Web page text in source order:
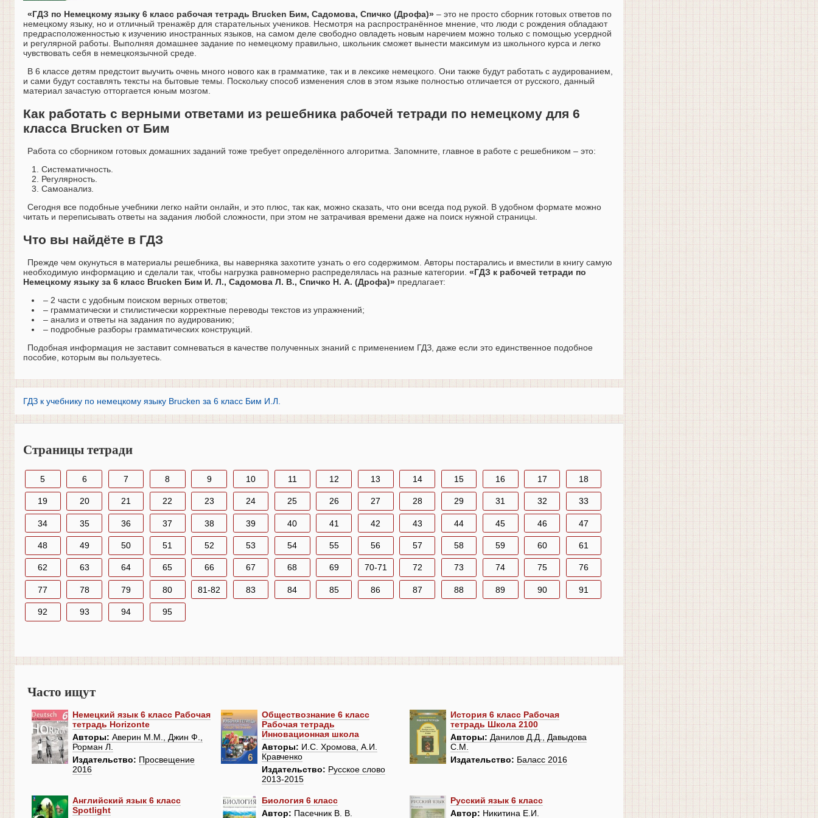
«ГДЗ по Немецкому языку 6 класс рабочая тетрадь Brucken Бим, Садомова, Спичко (Дрофа)» – это не просто сборник готовых ответов по
немецкому языку, но и отличный тренажёр для старательных учеников. Несмотря на распространённое мнение, что люди с рождения обладают
предрасположенностью к изучению иностранных языков, на самом деле свободно овладеть новым наречием можно только с помощью усердной
и регулярной работы. Выполняя домашнее задание по немецкому правильно, школьник сможет вынести максимум из школьного курса и легко
чувствовать себя в немецкоязычной среде.
В 6 классе детям предстоит выучить очень много нового как в грамматике, так и в лексике немецкого. Они также будут работать с аудированием,
и сами будут составлять тексты на бытовые темы. Поскольку способ изменения слов в этом языке полностью отличается от русского, данный
материал зачастую отторгается юным мозгом.
Как работать с верными ответами из решебника рабочей тетради по немецкому для 6
класса Brucken от Бим
Работа со сборником готовых домашних заданий тоже требует определённого алгоритма. Запомните, главное в работе с решебником – это:
Систематичность.
Регулярность.
Самоанализ.
Сегодня все подобные учебники легко найти онлайн, и это плюс, так как, можно сказать, что они всегда под рукой. В удобном формате можно
читать и переписывать ответы на задания любой сложности, при этом не затрачивая времени даже на поиск нужной страницы.
Что вы найдёте в ГДЗ
Прежде чем окунуться в материалы решебника, вы наверняка захотите узнать о его содержимом. Авторы постарались и вместили в книгу самую
необходимую информацию и сделали так, чтобы нагрузка равномерно распределялась на разные категории. «ГДЗ к рабочей тетради по
Немецкому языку за 6 класс Brucken Бим И. Л., Садомова Л. В., Спичко Н. А. (Дрофа)» предлагает:
– 2 части с удобным поиском верных ответов;
– грамматически и стилистически корректные переводы текстов из упражнений;
– анализ и ответы на задания по аудированию;
– подробные разборы грамматических конструкций.
Подобная информация не заставит сомневаться в качестве полученных знаний с применением ГДЗ, даже если это единственное подобное
пособие, которым вы пользуетесь.
ГДЗ к учебнику по немецкому языку Brucken за 6 класс Бим И.Л.
Страницы тетради
5 6 7 8 9 10 11 12 13 14 15 16 17 18
19 20 21 22 23 24 25 26 27 28 29 31 32 33
34 35 36 37 38 39 40 41 42 43 44 45 46 47
48 49 50 51 52 53 54 55 56 57 58 59 60 61
62 63 64 65 66 67 68 69 70-71 72 73 74 75 76
77 78 79 80 81-82 83 84 85 86 87 88 89 90 91
92 93 94 95
Часто ищут
Немецкий язык 6 класс Рабочая
тетрадь Horizonte
Авторы: Аверин М.М., Джин Ф.,
Рорман Л.
Издательство: Просвещение
2016
Обществознание 6 класс
Рабочая тетрадь
Инновационная школа
Авторы: И.С. Хромова, А.И.
Кравченко
Издательство: Русское слово
2013-2015
История 6 класс Рабочая
тетрадь Школа 2100
Авторы: Данилов Д.Д., Давыдова
С.М.
Издательство: Баласс 2016
Английский язык 6 класс
Spotlight
Биология 6 класс
Автор: Пасечник В. В.
Русский язык 6 класс
Автор: Никитина Е.И.